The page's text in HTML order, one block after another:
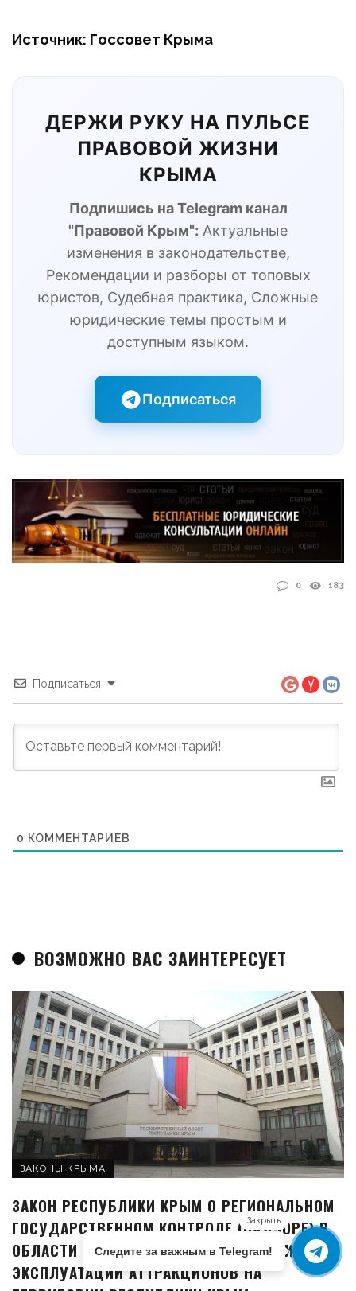
Источник: Госсовет Крыма
ДЕРЖИ РУКУ НА ПУЛЬСЕ
ПРАВОВОЙ ЖИЗНИ
КРЫМА
Подпишись на Telegram канал
"Правовой Крым": Актуальные
изменения в законодательстве,
Рекомендации и разборы от топовых
юристов, Судебная практика, Сложные
юридические темы простым и
доступным языком.
Подписаться
0 183
Подписаться
0 КОММЕНТАРИЕВ
ВОЗМОЖНО ВАС ЗАИНТЕРЕСУЕТ
ЗАКОНЫ КРЫМА
ЗАКОН РЕСПУБЛИКИ КРЫМ О РЕГИОНАЛЬНОМ
ГОСУДАРСТВЕННОМ КОНТРОЛЕ (НАДЗОРЕ) В
ОБЛАСТИ ТЕХНИЧЕСКОГО СОСТОЯНИЯ И
ЭКСПЛУАТАЦИИ АТТРАКЦИОНОВ НА
Закрыть
Следите за важным в Telegram!